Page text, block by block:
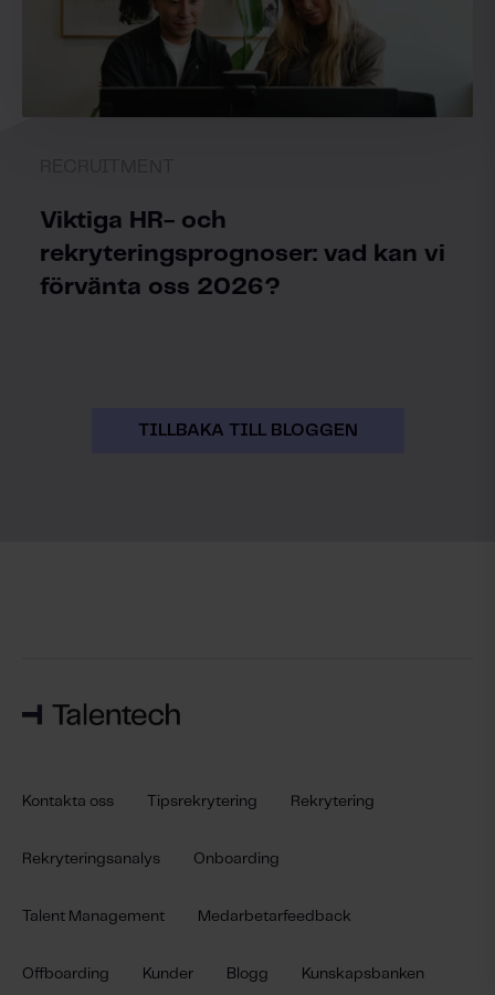
Viktiga HR- och
rekryteringsprognoser: vad kan vi
förvänta oss 2026?
TILLBAKA TILL BLOGGEN
Kontakta oss Tipsrekrytering Rekrytering
Rekryteringsanalys Onboarding
Talent Management Medarbetarfeedback
Offboarding Kunder Blogg Kunskapsbanken